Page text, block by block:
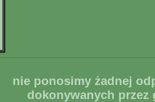
nie ponosimy żadnej
dokonywanych